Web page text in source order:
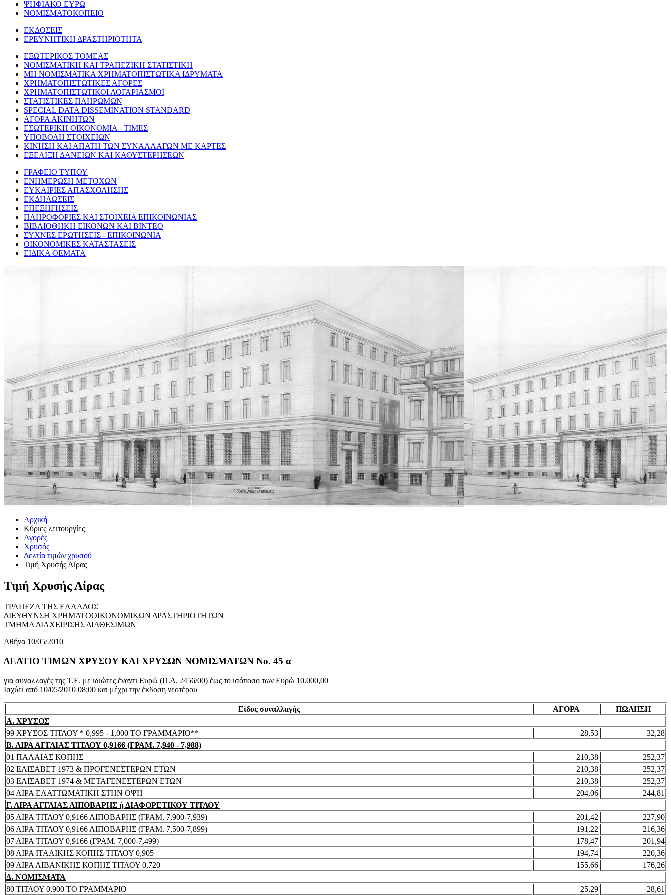
ΨΗΦΙΑΚΟ ΕΥΡΩ
ΝΟΜΙΣΜΑΤΟΚΟΠΕΙΟ
ΕΚΔΟΣΕΙΣ
ΕΡΕΥΝΗΤΙΚΗ ΔΡΑΣΤΗΡΙΟΤΗΤΑ
ΕΞΩΤΕΡΙΚΟΣ ΤΟΜΕΑΣ
ΝΟΜΙΣΜΑΤΙΚΗ ΚΑΙ ΤΡΑΠΕΖΙΚΗ ΣΤΑΤΙΣΤΙΚΗ
ΜΗ ΝΟΜΙΣΜΑΤΙΚΑ ΧΡΗΜΑΤΟΠΙΣΤΩΤΙΚΑ ΙΔΡΥΜΑΤΑ
ΧΡΗΜΑΤΟΠΙΣΤΩΤΙΚΕΣ ΑΓΟΡΕΣ
ΧΡΗΜΑΤΟΠΙΣΤΩΤΙΚΟΙ ΛΟΓΑΡΙΑΣΜΟΙ
ΣΤΑΤΙΣΤΙΚΕΣ ΠΛΗΡΩΜΩΝ
SPECIAL DATA DISSEMINATION STANDARD
ΑΓΟΡΑ ΑΚΙΝΗΤΩΝ
ΕΣΩΤΕΡΙΚΗ ΟΙΚΟΝΟΜΙΑ - ΤΙΜΕΣ
ΥΠΟΒΟΛΗ ΣΤΟΙΧΕΙΩΝ
ΚΙΝΗΣΗ ΚΑΙ ΑΠΑΤΗ ΤΩΝ ΣΥΝΑΛΛΑΓΩΝ ΜΕ ΚΑΡΤΕΣ
ΕΞΕΛΙΞΗ ΔΑΝΕΙΩΝ ΚΑΙ ΚΑΘΥΣΤΕΡΗΣΕΩΝ
ΓΡΑΦΕΙΟ ΤΥΠΟΥ
ΕΝΗΜΕΡΩΣΗ ΜΕΤΟΧΩΝ
ΕΥΚΑΙΡΙΕΣ ΑΠΑΣΧΟΛΗΣΗΣ
ΕΚΔΗΛΩΣΕΙΣ
ΕΠΕΞΗΓΗΣΕΙΣ
ΠΛΗΡΟΦΟΡΙΕΣ ΚΑΙ ΣΤΟΙΧΕΙΑ ΕΠΙΚΟΙΝΩΝΙΑΣ
ΒΙΒΛΙΟΘΗΚΗ ΕΙΚΟΝΩΝ ΚΑΙ ΒΙΝΤΕΟ
ΣΥΧΝΕΣ ΕΡΩΤΗΣΕΙΣ - ΕΠΙΚΟΙΝΩΝΙΑ
ΟΙΚΟΝΟΜΙΚΕΣ ΚΑΤΑΣΤΑΣΕΙΣ
ΕΙΔΙΚΑ ΘΕΜΑΤΑ
Αρχική
Κύριες λειτουργίες
Αγορές
Χρυσός
Δελτία τιμών χρυσού
Τιμή Χρυσής Λίρας
Τιμή Χρυσής Λίρας
ΤΡΑΠΕΖΑ ΤΗΣ ΕΛΛΑΔΟΣ
ΔΙΕΥΘΥΝΣΗ ΧΡΗΜΑΤΟΟΙΚΟΝΟΜΙΚΩΝ ΔΡΑΣΤΗΡΙΟΤΗΤΩΝ
ΤΜΗΜΑ ΔΙΑΧΕΙΡΙΣΗΣ ΔΙΑΘΕΣΙΜΩΝ
Αθήνα 10/05/2010
ΔΕΛΤΙΟ ΤΙΜΩΝ ΧΡΥΣΟΥ ΚΑΙ ΧΡΥΣΩΝ ΝΟΜΙΣΜΑΤΩΝ No. 45 α
για συναλλαγές της Τ.Ε. με ιδιώτες έναντι Ευρώ (Π.Δ. 2456/00) έως το ισόποσο των Ευρώ 10.000,00
Ισχύει από 10/05/2010 08:00 και μέχρι την έκδοση νεοτέρου
Είδος συναλλαγής ΑΓΟΡΑ
ΠΩΛΗΣΗ
Α. ΧΡΥΣΟΣ
99 ΧΡΥΣΟΣ ΤΙΤΛΟΥ * 0,995 - 1,000 ΤΟ ΓΡΑΜΜΑΡΙΟ**
28,53
32,28
Β. ΛΙΡΑ ΑΓΓΛΙΑΣ ΤΙΤΛΟΥ 0,9166 (ΓΡΑΜ. 7,940 - 7,988)
01 ΠΑΛΑΙΑΣ ΚΟΠΗΣ
210,38
252,37
02 ΕΛΙΣΑΒΕΤ 1973 & ΠΡΟΓΕΝΕΣΤΕΡΩΝ ΕΤΩΝ
210,38
252,37
03 ΕΛΙΣΑΒΕΤ 1974 & ΜΕΤΑΓΕΝΕΣΤΕΡΩΝ ΕΤΩΝ
210,38
252,37
04 ΛΙΡΑ ΕΛΑΤΤΩΜΑΤΙΚΗ ΣΤΗΝ ΟΨΗ
204,06
244,81
Γ. ΛΙΡΑ ΑΓΓΛΙΑΣ ΛΙΠΟΒΑΡΗΣ ή ΔΙΑΦΟΡΕΤΙΚΟΥ ΤΙΤΛΟΥ
05 ΛΙΡΑ ΤΙΤΛΟΥ 0,9166 ΛΙΠΟΒΑΡΗΣ (ΓΡΑΜ. 7,900-7,939)
201,42
227,90
06 ΛΙΡΑ ΤΙΤΛΟΥ 0,9166 ΛΙΠΟΒΑΡΗΣ (ΓΡΑΜ. 7,500-7,899)
191,22
216,36
07 ΛΙΡΑ ΤΙΤΛΟΥ 0,9166 (ΓΡΑΜ. 7,000-7,499)
178,47
201,94
08 ΛΙΡΑ ΙΤΑΛΙΚΗΣ ΚΟΠΗΣ ΤΙΤΛΟΥ 0,905
194,74
220,36
09 ΛΙΡΑ ΛΙΒΑΝΙΚΗΣ ΚΟΠΗΣ ΤΙΤΛΟΥ 0,720
155,66
176,26
Δ. ΝΟΜΙΣΜΑΤΑ
80 ΤΙΤΛΟΥ 0,900 ΤΟ ΓΡΑΜΜΑΡΙΟ
25,29 28,61